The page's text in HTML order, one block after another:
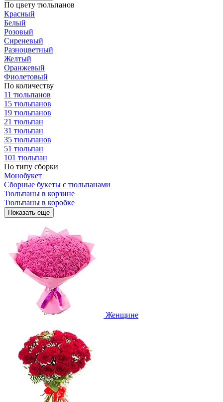
По цвету тюльпанов
Красный
Белый
Розовый
Сиреневый
Разноцветный
Желтый
Оранжевый
Фиолетовый
По количеству
11 тюльпанов
15 тюльпанов
19 тюльпанов
21 тюльпан
31 тюльпан
35 тюльпанов
51 тюльпан
101 тюльпан
По типу сборки
Монобукет
Сборные букеты с тюльпанами
Тюльпаны в корзине
Тюльпаны в коробке
Показать еще
Женщине